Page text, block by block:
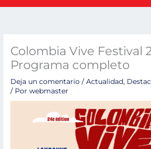
Colombia Vive Festival
Programa completo
Deja un comentario /Actualidad,
/ Porwebmaster